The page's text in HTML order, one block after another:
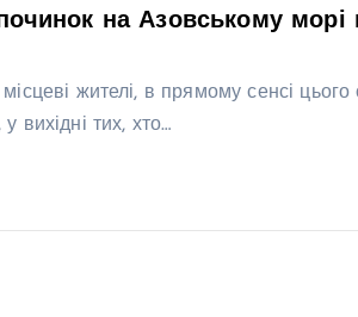
на Азовському морі
жителі, в прямому сенсі цього
вихідні тих, хто…